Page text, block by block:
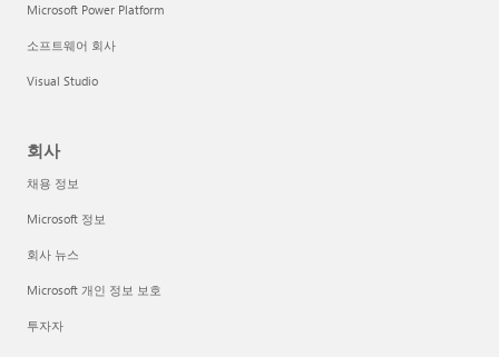
Microsoft Power Platform
소프트웨어 회사
Visual Studio
회사
채용 정보
Microsoft 정보
회사 뉴스
Microsoft 개인 정보 보호
투자자